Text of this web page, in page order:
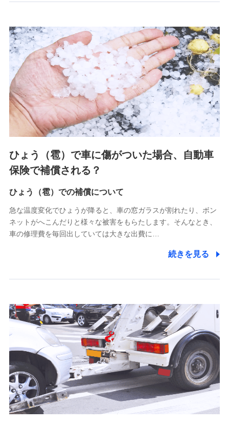
た維持管理等の委託業務遂行のため、またそれらに付帯、関
連する当社および提携会社のサービスを案内、提供するため
（なお、当社は複数の保険会社と取引があり、取得した個人
情報を取引のある他の保険会社の商品・サービスをご提案す
るために利用させていただくことがあります。）
上記に係る連絡・手続き・管理等付帯業務を行うため
3.セミナー募集サイトから取得した個人情報
各種セミナーの案内、開催のため
上記に係る連絡・手続き・管理等付帯業務を行うため
4.家族・友達紹介にて取得した個人情報
被紹介者への連絡、及び当社と取引のあるもしくは委託を受
けている保険会社・提携会社の保険その他に関する情報を提
供し、金融商品等の契約を勧奨するため
アンケートやキャンペーン等の実施のため
上記に係る連絡・手続き・管理等付帯業務を行うため
5.通話録音にて取得する情報
7.社員（従業者）の個人情報
人事･勤怠･健康・労務等の管理、給与支給、福利厚生・採用
退職関連処理等の各種手続きのため、当社と従業員または従
業員同士の連絡のため
8.取引先個人情報
取引先としての選定業務、営業情報の提供業務、契約締結手
続き業務、取引管理業務、およびこれらに準ずる業務の遂行
のため
ひょう（雹）で車に傷がついた場合、自動車
保険で補償される？
ひょう（雹）での補償について
急な温度変化でひょうが降ると、車の窓ガラスが割れたり、ボン
ネットがへこんだりと様々な被害をもらたします。そんなとき、
車の修理費を毎回出していては大きな出費に…
続きを見る